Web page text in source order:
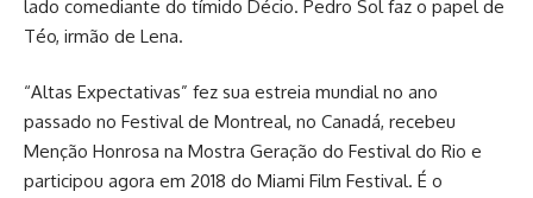
lado comediante do tímido Décio. Pedro Sol faz o papel de
Téo, irmão de Lena.
“Altas Expectativas” fez sua estreia mundial no ano
passado no Festival de Montreal, no Canadá, recebeu
Menção Honrosa na Mostra Geração do Festival do Rio e
participou agora em 2018 do Miami Film Festival. É o